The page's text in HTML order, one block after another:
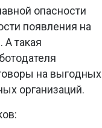
опасности
появления на
такая
на выгодных
организаций.